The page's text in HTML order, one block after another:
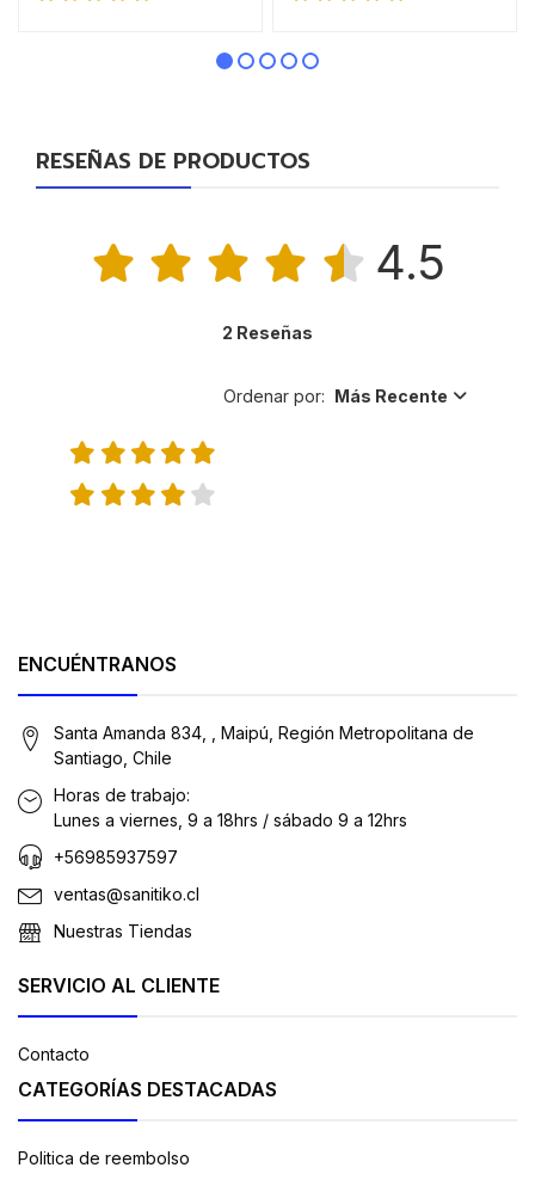
RESEÑAS DE PRODUCTOS
4.5
2 Reseñas
Ordenar por: Más Recente
ENCUÉNTRANOS
Santa Amanda 834, , Maipú, Región Metropolitana de
Santiago, Chile
Horas de trabajo:
Lunes a viernes, 9 a 18hrs / sábado 9 a 12hrs
+56985937597
ventas@sanitiko.cl
Nuestras Tiendas
SERVICIO AL CLIENTE
Contacto
CATEGORÍAS DESTACADAS
Politica de reembolso